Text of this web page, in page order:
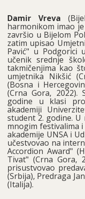
Damir Vreva
harmonikom imao
završio u Bijelom
zatim upisao
Pavić" u Podgorici
učenik srednje
takmičenjima kao
umjetnika Nikšić
(Bosna i
(Crna Gora, 2022).
godine u klasi
akademiji
student 2. godine.
mnogim festivalima
akademije UNSA i
učestvovao na
Accordion Award"
Tivat" (Crna Gora,
prisustvovao
(Srbija), Predraga
(Italija).